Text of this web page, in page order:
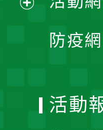
開
防疫
活動